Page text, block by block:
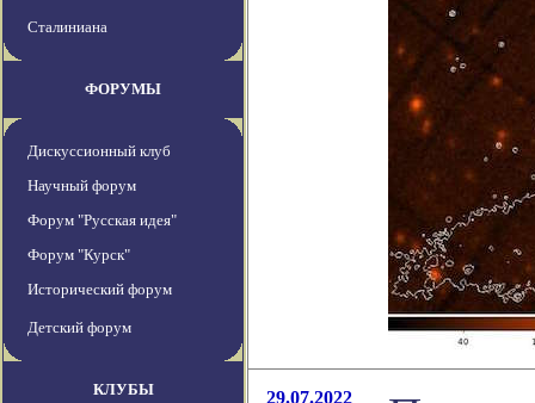
Сталиниана
ФОРУМЫ
Дискуссионный клуб
Научный форум
Форум "Русская идея"
Форум "Курск"
Исторический форум
Детский форум
КЛУБЫ
29.07.2022